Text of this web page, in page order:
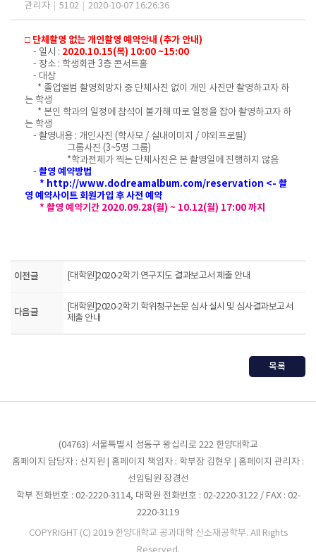
관리자 5102 2020-10-07 16:26:36
□ 단체촬영 없는 개인촬영 예약안내 (추가 안내)
- 일시 : 2020.10.15(목) 10:00 ~15:00
- 장소 : 학생회관 3층 콘서트홀
- 대상
* 졸업앨범 촬영희망자 중 단체사진 없이 개인 사진만 촬영하고자 하
는 학생
* 본인 학과의 일정에 참석이 불가해 따로 일정을 잡아 촬영하고자 하
는 학생
- 촬영내용 : 개인사진 (학사모 / 실내이미지 / 야외프로필)
그룹사진 (3~5명 그룹)
*학과전체가 찍는 단체사진은 본 촬영일에 진행하지 않음
- 촬영 예약방법
* http://www.dodreamalbum.com/reservation <- 촬
영 예약사이트 회원가입 후 사전 예약
* 촬영 예약기간 2020.09.28(월) ~ 10.12(월) 17:00 까지
이전글 [대학원]2020-2학기 연구지도 결과보고서 제출 안내
다음글
[대학원]2020-2학기 학위청구논문 심사 실시 및 심사결과보고서
제출 안내
목록
(04763) 서울특별시 성동구 왕십리로 222 한양대학교
홈페이지 담당자 : 신지원 | 홈페이지 책임자 : 학부장 김현우 | 홈페이지 관리자 :
선임팀원 장경선
학부 전화번호 : 02-2220-3114, 대학원 전화번호 : 02-2220-3122 / FAX : 02-
2220-3119
COPYRIGHT (C) 2019 한양대학교 공과대학 신소재공학부. All Rights